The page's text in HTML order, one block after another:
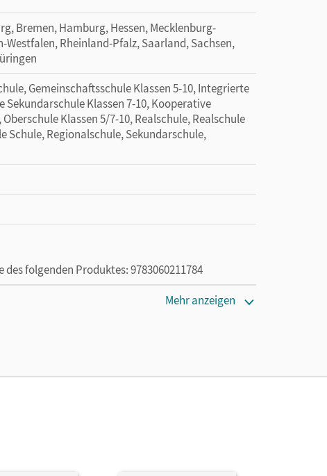
Bremen, Hamburg, Hessen, Mecklenburg-
Rheinland-Pfalz, Saarland, Sachsen,
Gemeinschaftsschule Klassen 5-10, Integrierte
Sekundarschule Klassen 7-10, Kooperative
Klassen 5/7-10, Realschule, Realschule
Schule, Regionalschule, Sekundarschule,
folgenden Produktes: 9783060211784
Mehr anzeigen